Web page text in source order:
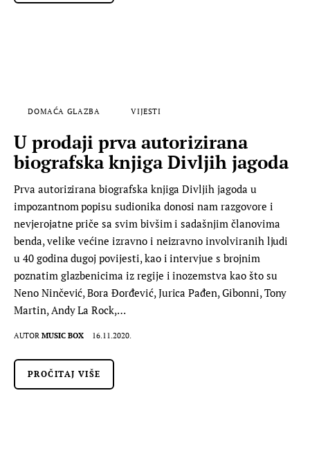
DOMAĆA GLAZBA VIJESTI
U prodaji prva autorizirana
biografska knjiga Divljih jagoda
Prva autorizirana biografska knjiga Divljih jagoda u
impozantnom popisu sudionika donosi nam razgovore i
nevjerojatne priče sa svim bivšim i sadašnjim članovima
benda, velike većine izravno i neizravno involviranih ljudi
u 40 godina dugoj povijesti, kao i intervjue s brojnim
poznatim glazbenicima iz regije i inozemstva kao što su
Neno Ninčević, Bora Đorđević, Jurica Pađen, Gibonni, Tony
Martin, Andy La Rock,…
AUTOR MUSIC BOX 16.11.2020.
PROČITAJ VIŠE